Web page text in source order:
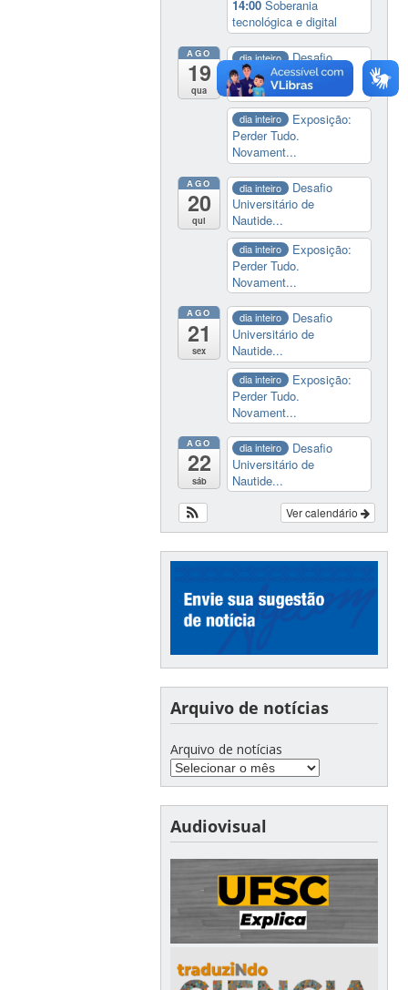
14:00Soberania
tecnológica e digital
AGO
19
qua
dia inteiro
Desafio
Universitário de
Nautide...
dia inteiro
Exposição:
Perder Tudo.
Novament...
AGO
20
qui
dia inteiro
Desafio
Universitário de
Nautide...
dia inteiro
Exposição:
Perder Tudo.
Novament...
AGO
21
sex
dia inteiro
Desafio
Universitário de
Nautide...
dia inteiro
Exposição:
Perder Tudo.
Novament...
AGO
22
sáb
dia inteiro
Desafio
Universitário de
Nautide...
Ver calendário
Arquivo de notícias
Arquivo de notícias
Audiovisual